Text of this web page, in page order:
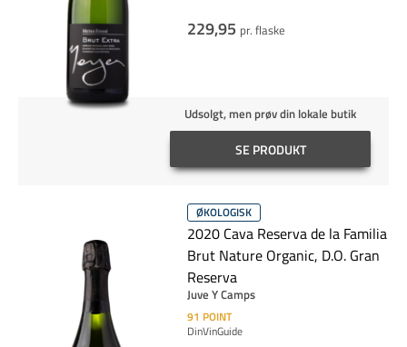
229,95 pr. flaske
Udsolgt, men prøv din lokale butik
SE PRODUKT
ØKOLOGISK
2020 Cava Reserva de la Familia
Brut Nature Organic, D.O. Gran
Reserva
Juve Y Camps
91 POINT
DinVinGuide